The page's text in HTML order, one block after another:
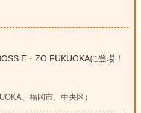
E・ZO FUKUOKAに登場！
、福岡市、中央区）